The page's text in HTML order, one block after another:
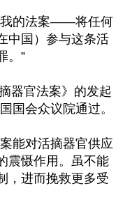
的法案——将任何
中国）参与这条活
。”
器官法案》的发起
国会众议院通过。
能对活摘器官供应
震慑作用。虽不能
，进而挽救更多受